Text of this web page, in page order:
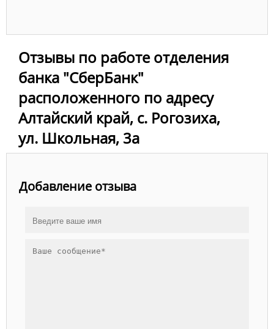
Отзывы по работе отделения
банка "СберБанк"
расположенного по адресу
Алтайский край, с. Рогозиха,
ул. Школьная, 3а
Добавление отзыва